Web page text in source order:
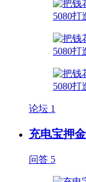
论坛 1
充电宝押
问答 5